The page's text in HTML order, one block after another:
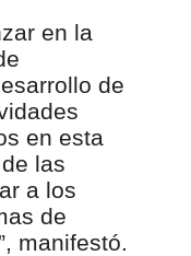
en la
de
en esta
las
a los
de
manifestó.